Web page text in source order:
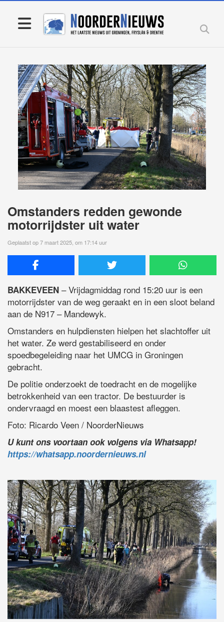
Omstanders redden gewonde
motorrijdster uit water
Geplaatst op 7 maart 2025, om 17:14 uur
BAKKEVEEN – Vrijdagmiddag rond 15:20 uur is een
motorrijdster van de weg geraakt en in een sloot beland
aan de N917 – Mandewyk.
Omstanders en hulpdiensten hielpen het slachtoffer uit
het water. Ze werd gestabiliseerd en onder
spoedbegeleiding naar het UMCG in Groningen
gebracht.
De politie onderzoekt de toedracht en de mogelijke
betrokkenheid van een tractor. De bestuurder is
ondervraagd en moest een blaastest afleggen.
Foto: Ricardo Veen / NoorderNieuws
U kunt ons voortaan ook volgens via Whatsapp!
https://whatsapp.noordernieuws.nl